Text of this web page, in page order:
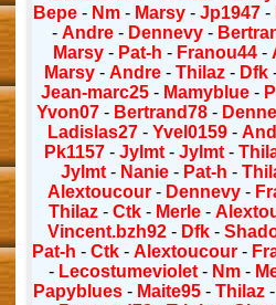
Bepe - Nm - Marsy -Jp1947 -
- Andre- Dennevy-
Marsy- Pat-h - Franou44-
Marsy -Andre -Thilaz - Dfk
Jean-marc25- Mamyblue-
Yvon07- Bertrand78-
Ladislas27 -Yvel0159 -
Pk1157 -Jylmt -Jylmt -
Jylmt - Nanie - Pat-h -
Alextoucour - Dennevy -
Thilaz -Ctk - Merle -
Vincent.bzh92- Dfk-
Pat-h -Ctk -Alextoucour -
- Lecostumeviolet- Nm-
Papyblues- Maite95- Thilaz-